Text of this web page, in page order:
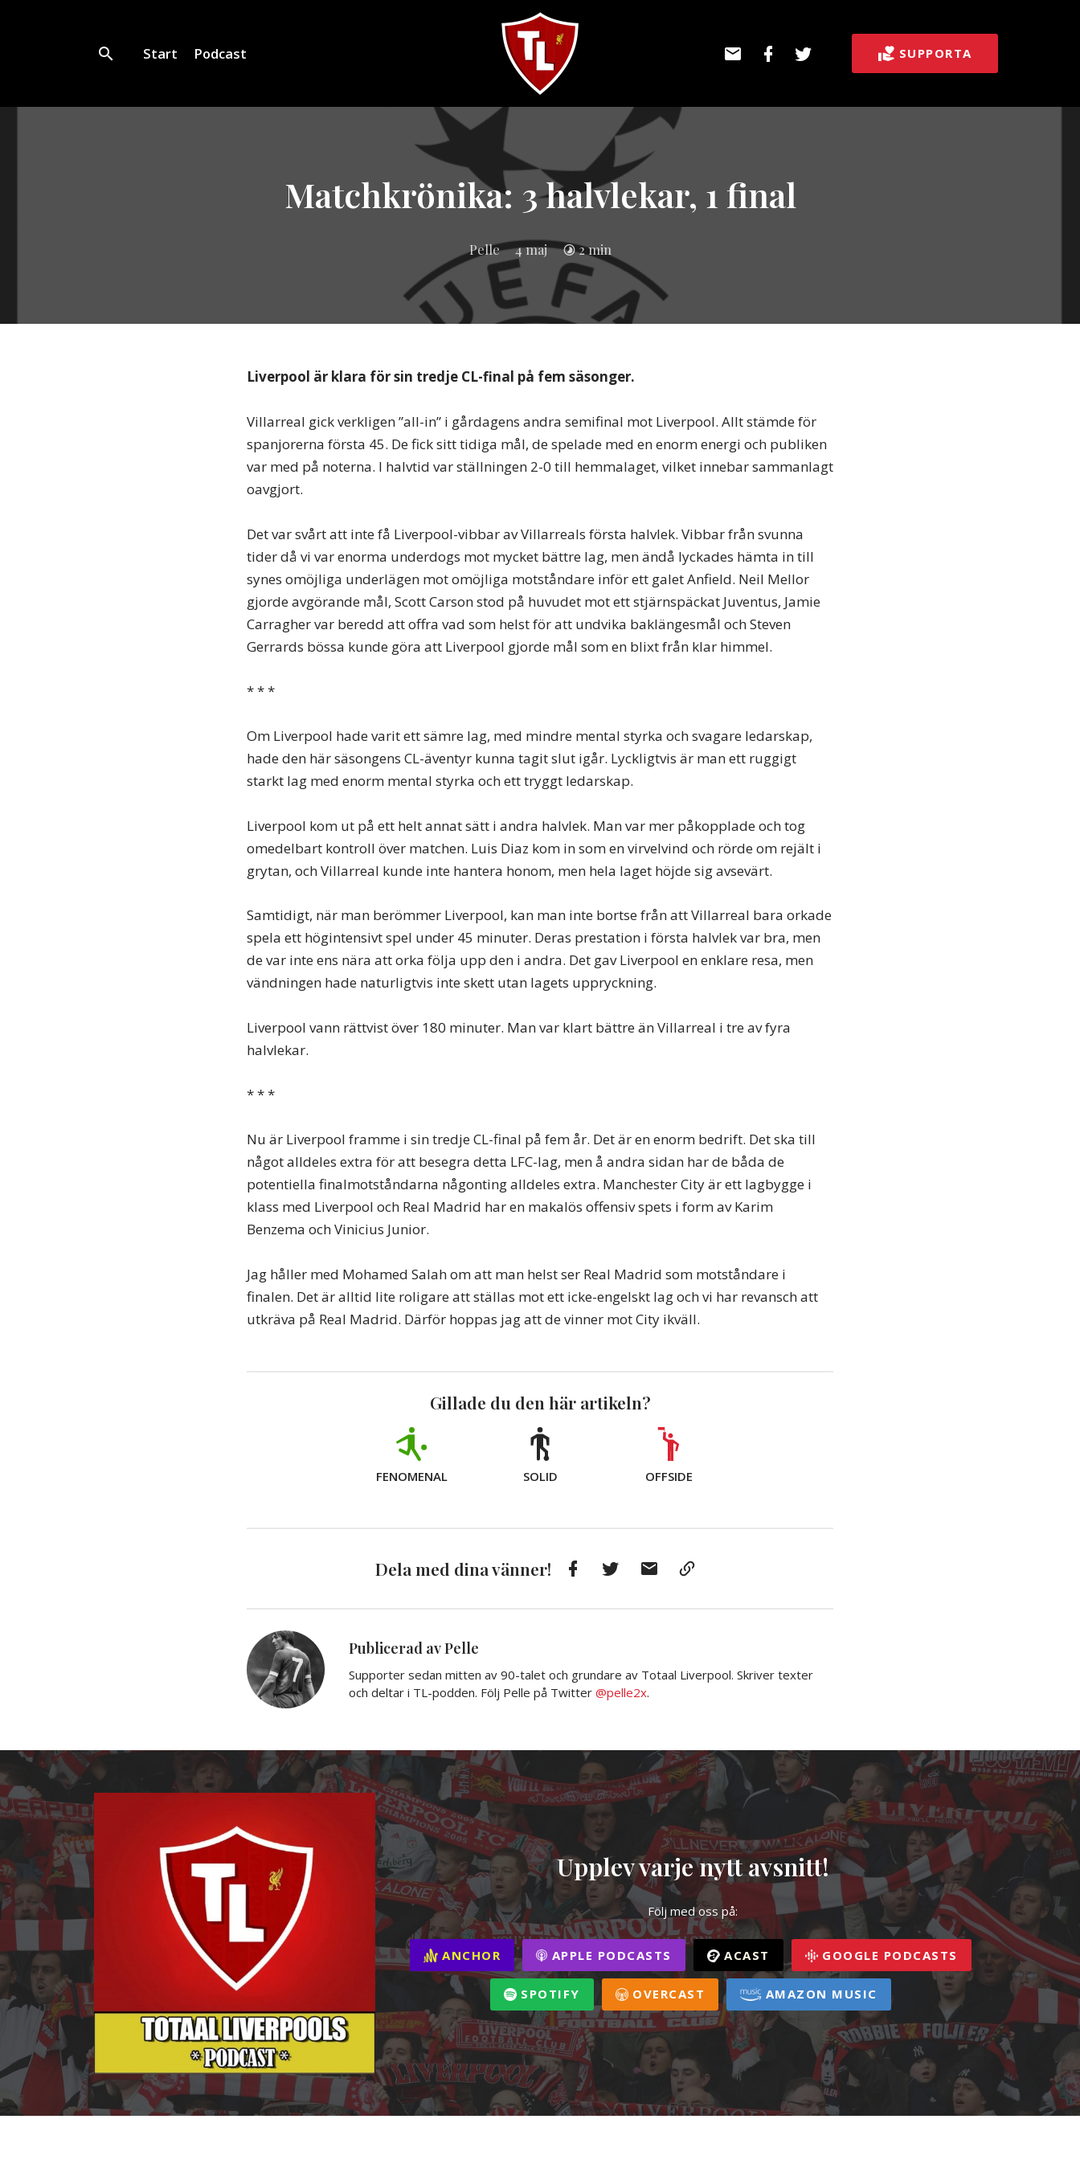
Sveriges
största
Liverpool
magazine!
Start Podcast post
Facebook SUPPORTA
Matchkrönika: 3 halvlekar, 1 final
Pelle 4 maj 2 min
Liverpool är klara för sin tredje CL-final på fem säsonger.
Villarreal gick verkligen ”all-in” i gårdagens andra semifinal mot Liverpool. Allt stämde för
spanjorerna första 45. De fick sitt tidiga mål, de spelade med en enorm energi och publiken
var med på noterna. I halvtid var ställningen 2-0 till hemmalaget, vilket innebar sammanlagt
oavgjort.
Det var svårt att inte få Liverpool-vibbar av Villarreals första halvlek. Vibbar från svunna
tider då vi var enorma underdogs mot mycket bättre lag, men ändå lyckades hämta in till
synes omöjliga underlägen mot omöjliga motståndare inför ett galet Anfield. Neil Mellor
gjorde avgörande mål, Scott Carson stod på huvudet mot ett stjärnspäckat Juventus, Jamie
Carragher var beredd att offra vad som helst för att undvika baklängesmål och Steven
Gerrards bössa kunde göra att Liverpool gjorde mål som en blixt från klar himmel.
* * *
Om Liverpool hade varit ett sämre lag, med mindre mental styrka och svagare ledarskap,
hade den här säsongens CL-äventyr kunna tagit slut igår. Lyckligtvis är man ett ruggigt
starkt lag med enorm mental styrka och ett tryggt ledarskap.
Liverpool kom ut på ett helt annat sätt i andra halvlek. Man var mer påkopplade och tog
omedelbart kontroll över matchen. Luis Diaz kom in som en virvelvind och rörde om rejält i
grytan, och Villarreal kunde inte hantera honom, men hela laget höjde sig avsevärt.
Samtidigt, när man berömmer Liverpool, kan man inte bortse från att Villarreal bara orkade
spela ett högintensivt spel under 45 minuter. Deras prestation i första halvlek var bra, men
de var inte ens nära att orka följa upp den i andra. Det gav Liverpool en enklare resa, men
vändningen hade naturligtvis inte skett utan lagets uppryckning.
Liverpool vann rättvist över 180 minuter. Man var klart bättre än Villarreal i tre av fyra
halvlekar.
* * *
Nu är Liverpool framme i sin tredje CL-final på fem år. Det är en enorm bedrift. Det ska till
något alldeles extra för att besegra detta LFC-lag, men å andra sidan har de båda de
potentiella finalmotståndarna någonting alldeles extra. Manchester City är ett lagbygge i
klass med Liverpool och Real Madrid har en makalös offensiv spets i form av Karim
Benzema och Vinicius Junior.
Jag håller med Mohamed Salah om att man helst ser Real Madrid som motståndare i
finalen. Det är alltid lite roligare att ställas mot ett icke-engelskt lag och vi har revansch att
utkräva på Real Madrid. Därför hoppas jag att de vinner mot City ikväll.
Gillade du den här artikeln?
FENOMENAL SOLID OFFSIDE
Dela med dina vänner! FacebookTwitter
post
Publicerad av Pelle
Supporter sedan mitten av 90-talet och grundare av Totaal Liverpool. Skriver texter
och deltar i TL-podden. Följ Pelle på Twitter @pelle2x.
Upplev varje nytt avsnitt!
Följ med oss på:
ANCHOR APPLE PODCASTS ACAST GOOGLE PODCASTS
SPOTIFY OVERCAST AMAZON MUSIC